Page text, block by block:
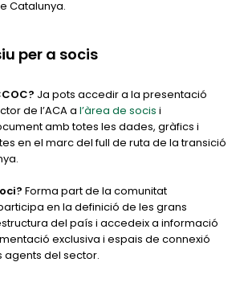
Catalunya.
per a socis
Ja pots accedir a la presentació
de l’ACA al’àrea de socis i
amb totes les dades, gràfics i
en el marc del full de ruta de la transició
Forma part de la comunitat
en la definició de les grans
del país i accedeix a informació
exclusiva i espais de connexió
agents del sector.